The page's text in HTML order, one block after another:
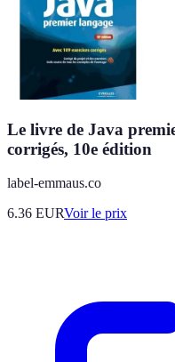
Le livre de Java
corrigés, 10e édition
label-emmaus.co
6.36 EURVoir le prix